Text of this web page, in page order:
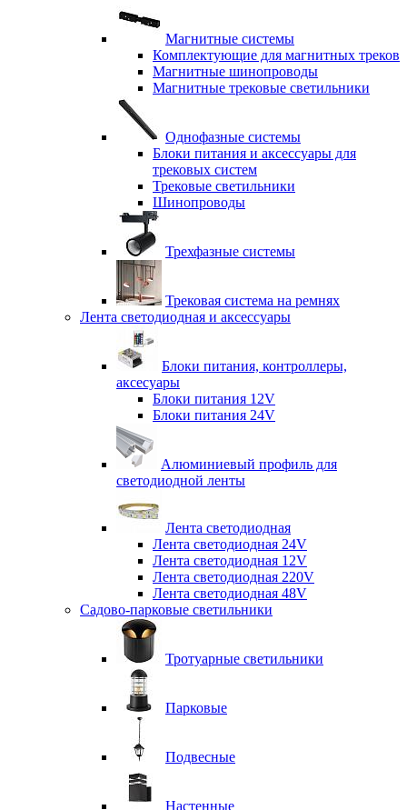
Магнитные системы
Комплектующие для магнитных треков
Магнитные шинопроводы
Магнитные трековые светильники
Однофазные системы
Блоки питания и аксессуары для
трековых систем
Трековые светильники
Шинопроводы
Трехфазные системы
Трековая система на ремнях
Лента светодиодная и аксессуары
Блоки питания, контроллеры,
аксесуары
Блоки питания 12V
Блоки питания 24V
Алюминиевый профиль для
светодиодной ленты
Лента светодиодная
Лента светодиодная 24V
Лента светодиодная 12V
Лента светодиодная 220V
Лента светодиодная 48V
Садово-парковые светильники
Тротуарные светильники
Парковые
Подвесные
Настенные